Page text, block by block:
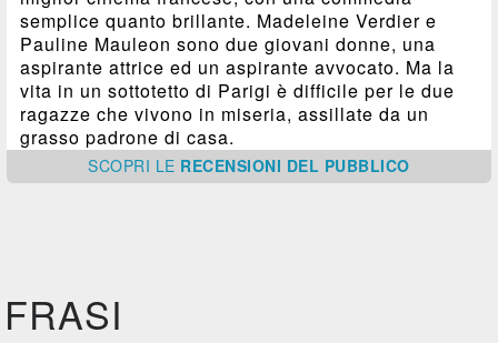
semplice quanto brillante. Madeleine Verdier e
Pauline Mauleon sono due giovani donne, una
aspirante attrice ed un aspirante avvocato. Ma la
vita in un sottotetto di Parigi è difficile per le due
ragazze che vivono in miseria, assillate da un
grasso padrone di casa.
SCOPRI LE RECENSIONI DEL PUBBLICO
FRASI